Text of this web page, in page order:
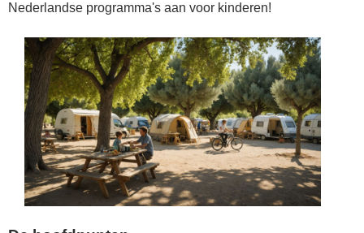
Nederlandse programma's aan voor kinderen!